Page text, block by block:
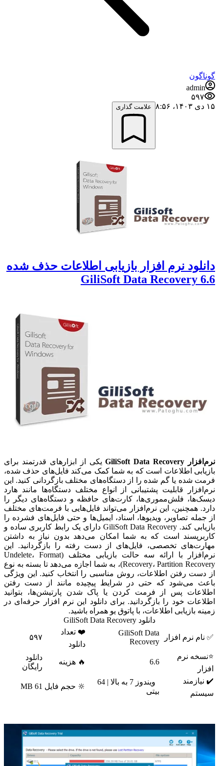
گوناگون
admin
۵۹۷
۱۵ دی ۱۴۰۳،‏ ۸:۵۶
علامت گذاری
دانلود نرم افزار بازیابی اطلاعات حذف شده
GiliSoft Data Recovery 6.6
نرم‌افزار GiliSoft Data Recovery
یکی از ابزارهای قدرتمند برای
بازیابی اطلاعات است که به شما کمک می‌کند فایل‌های حذف شده،
فرمت شده یا گم شده را از دستگاه‌های مختلف بازگردانی کنید. این
نرم‌افزار قابلیت پشتیبانی از انواع مختلف دستگاه‌ها مانند هارد
دیسک‌ها، فلش‌مموری‌ها، کارت‌های حافظه و دستگاه‌های دیگر را
دارد. همچنین، این نرم‌افزار می‌تواند فایل‌هایی با فرمت‌های مختلف
از جمله تصاویر، ویدیوها، اسناد، ایمیل‌ها و حتی فایل‌های فشرده را
بازیابی کند.
GiliSoft Data Recovery دارای یک رابط کاربری ساده و
کاربرپسند است که به شما امکان می‌دهد بدون نیاز به داشتن
مهارت‌های تخصصی، فایل‌های از دست رفته را بازگردانید. این
نرم‌افزار با ارائه سه حالت بازیابی مختلف (Undelete، Format
Recovery، Partition Recovery)، به شما اجازه می‌دهد تا بسته به نوع
از دست رفتن اطلاعات، روش مناسبی را انتخاب کنید. این ویژگی
باعث می‌شود که حتی در شرایط پیچیده مانند از دست رفتن
اطلاعات پس از فرمت کردن یا پاک شدن پارتیشن‌ها، بتوانید
اطلاعات خود را بازگردانید. برای دانلود این نرم افزار حرفه‌ای در
زمینه بازیابی اطلاعات، با پاتوق یو همراه باشید.
دانلود GiliSoft Data Recovery
✅ نام نرم افزار
GiliSoft Data
Recovery
❤️ تعداد
دانلود
۵۹۷
⭐نسخه نرم
افزار
6.6 🔥 هزینه
دانلود
رایگان
✔️ نیازمند
سیستم
ویندوز 7 به بالا | 64
بیتی
🔆 حجم فایل 61 MB